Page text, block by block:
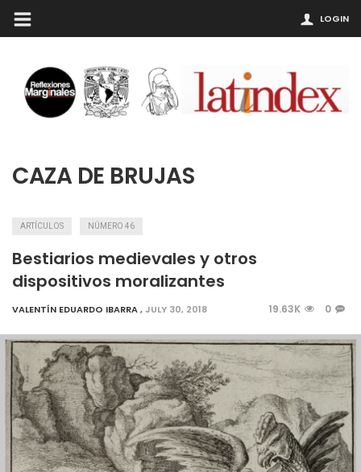
LOGIN
CAZA DE BRUJAS
ARTÍCULOS NÚMERO 46
Bestiarios medievales y otros
dispositivos moralizantes
VALENTÍN EDUARDO IBARRA,JULY 30, 2018 19.63K 0